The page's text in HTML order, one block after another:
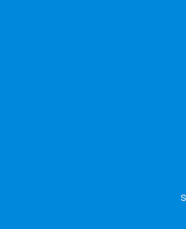
Is education
unsatiable assistance